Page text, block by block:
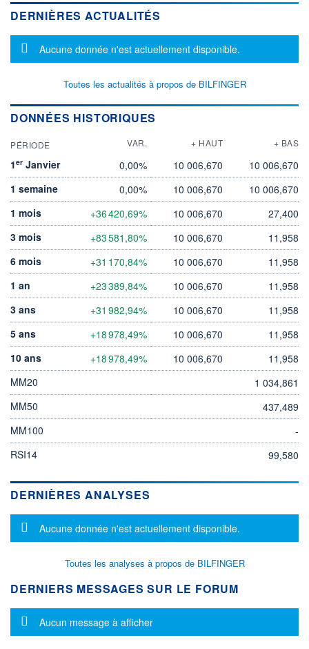
DERNIÈRES ACTUALITÉS
Message d'information
Aucune donnée n'est actuellement disponible.
Toutes les actualités à propos de BILFINGER
DONNÉES HISTORIQUES
PÉRIODE VAR. + HAUT + BAS
1er Janvier 0,00% 10 006,670
10 006,670
1 semaine
0,00% 10 006,670
10 006,670
1 mois
+36 420,69% 10 006,670
27,400
3 mois
+83 581,80% 10 006,670
11,958
6 mois
+31 170,84% 10 006,670
11,958
1 an
+23 389,84% 10 006,670
11,958
3 ans
+31 982,94% 10 006,670
11,958
5 ans
+18 978,49% 10 006,670
11,958
10 ans
+18 978,49% 10 006,670
11,958
MM20
1 034,861
MM50
437,489
MM100
-
RSI14
99,580
DERNIÈRES ANALYSES
Message d'information
Aucune donnée n'est actuellement disponible.
Toutes les analyses à propos de BILFINGER
DERNIERS MESSAGES SUR LE FORUM
Message d'information
Aucun message à afficher